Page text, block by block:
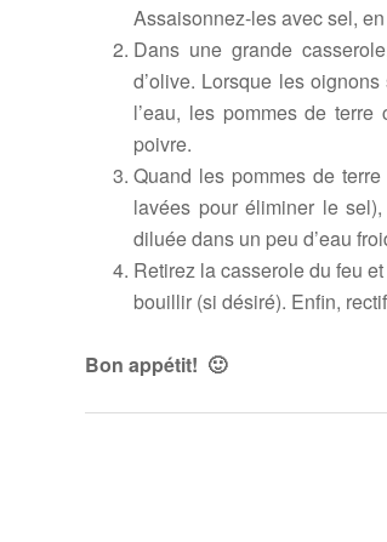
Assaisonnez-les avec sel,
Dans une grande
d’olive. Lorsque les
l’eau, les pommes de
poivre.
Quand les pommes de
lavées pour éliminer le
diluée dans un peu d’eau
Retirez la casserole du feu
bouillir (si désiré). Enfin,
Bon appétit! 🙂